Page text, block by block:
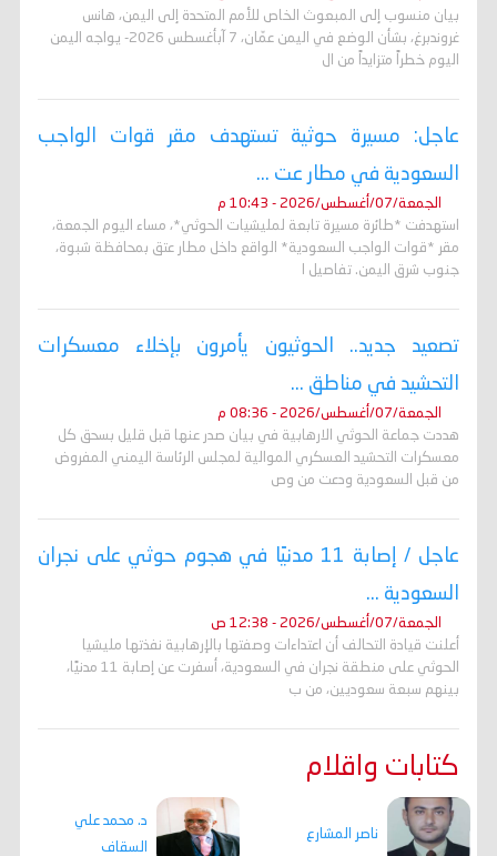
بيان منسوب إلى المبعوث الخاص للأمم المتحدة إلى اليمن، هانس
غروندبرغ، بشأن الوضع في اليمن عمّان، 7 آبأغسطس 2026- يواجه اليمن
اليوم خطراً متزايداً من ال
عاجل: مسيرة حوثية تستهدف مقر قوات الواجب
السعودية في مطار عت ...
الجمعة/07/أغسطس/2026 - 10:43 م
استهدفت *طائرة مسيرة تابعة لمليشيات الحوثي*، مساء اليوم الجمعة،
مقر *قوات الواجب السعودية* الواقع داخل مطار عتق بمحافظة شبوة،
جنوب شرق اليمن. تفاصيل ا
تصعيد جديد.. الحوثيون يأمرون بإخلاء معسكرات
التحشيد في مناطق ...
الجمعة/07/أغسطس/2026 - 08:36 م
هددت جماعة الحوثي الارهابية في بيان صدر عنها قبل قليل بسحق كل
معسكرات التحشيد العسكري الموالية لمجلس الرئاسة اليمني المفروض
من قبل السعودية ودعت من وص
عاجل / إصابة 11 مدنيًا في هجوم حوثي على نجران
السعودية ...
الجمعة/07/أغسطس/2026 - 12:38 ص
أعلنت قيادة التحالف أن اعتداءات وصفتها بالإرهابية نفذتها مليشيا
الحوثي على منطقة نجران في السعودية، أسفرت عن إصابة 11 مدنيًا،
بينهم سبعة سعوديين، من ب
كتابات واقلام
ناصر المشارع
د. محمد علي
السقاف